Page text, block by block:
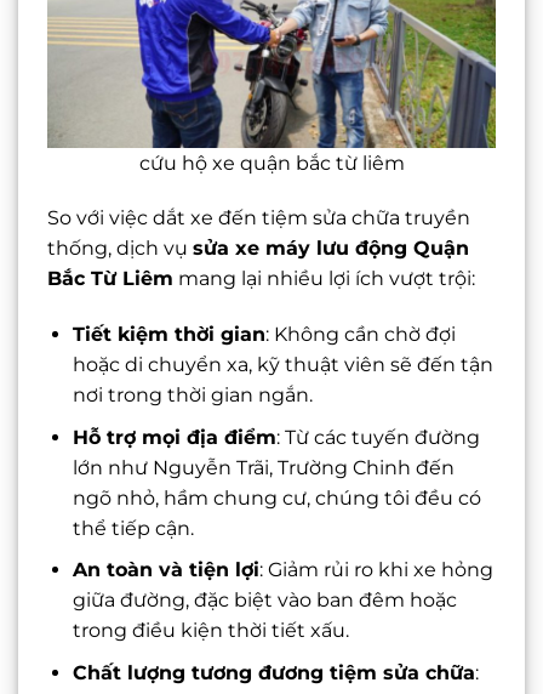
cứu hộ xe quận bắc từ liêm
So với việc dắt xe đến tiệm sửa chữa truyền
thống, dịch vụ sửa xe máy lưu động Quận
Bắc Từ Liêm mang lại nhiều lợi ích vượt trội:
Tiết kiệm thời gian: Không cần chờ đợi
hoặc di chuyển xa, kỹ thuật viên sẽ đến tận
nơi trong thời gian ngắn.
Hỗ trợ mọi địa điểm: Từ các tuyến đường
lớn như Nguyễn Trãi, Trường Chinh đến
ngõ nhỏ, hầm chung cư, chúng tôi đều có
thể tiếp cận.
An toàn và tiện lợi: Giảm rủi ro khi xe hỏng
giữa đường, đặc biệt vào ban đêm hoặc
trong điều kiện thời tiết xấu.
Chất lượng tương đương tiệm sửa chữa: